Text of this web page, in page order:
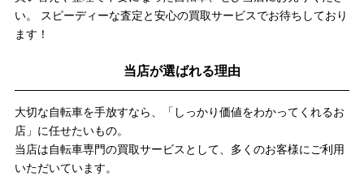
い。 スピーディーな査定と安心の買取サービスでお待ちしており
ます！
当店が選ばれる理由
大切な自転車を手放すなら、「しっかり価値をわかってくれるお
店」に任せたいもの。
当店は自転車専門の買取サービスとして、多くのお客様にご利用
いただいています。